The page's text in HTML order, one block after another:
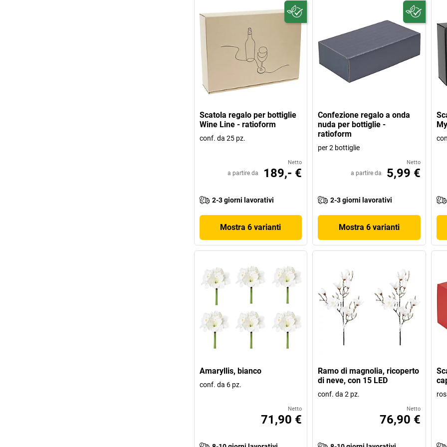
Scatola regalo per bottiglie
Wine Line - ratioform
conf. da 25 pz.
Netto
a partire da 189,- €
2-3 giorni lavorativi
Mostra 6 varianti
Confezione regalo a onda
nuda per bottiglie -
ratioform
per 2 bottiglie
Netto
a partire da 5,99 €
2-3 giorni lavorativi
Mostra 6 varianti
Amaryllis, bianco
conf. da 6 pz.
Netto
71,90 €
Ramo di magnolia, ricoperto
di neve, con 15 LED
conf. da 2 pz.
Netto
76,90 €